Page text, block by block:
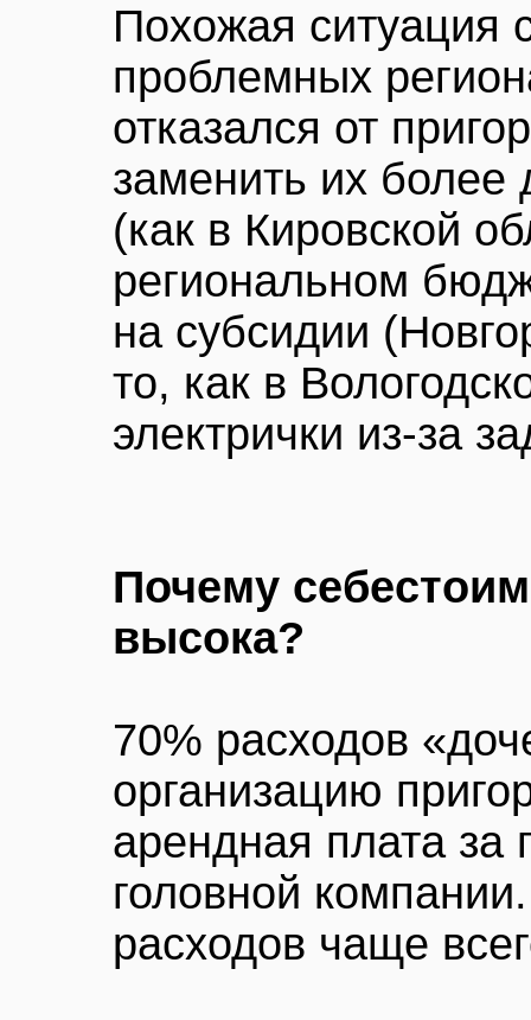
Похожая ситуация
проблемных
отказался от
заменить их
(как в Кировской
региональном
на субсидии
то, как в
электрички из-за
Почему
высока?
70% расходов
организацию
арендная плата за
головной
расходов чаще